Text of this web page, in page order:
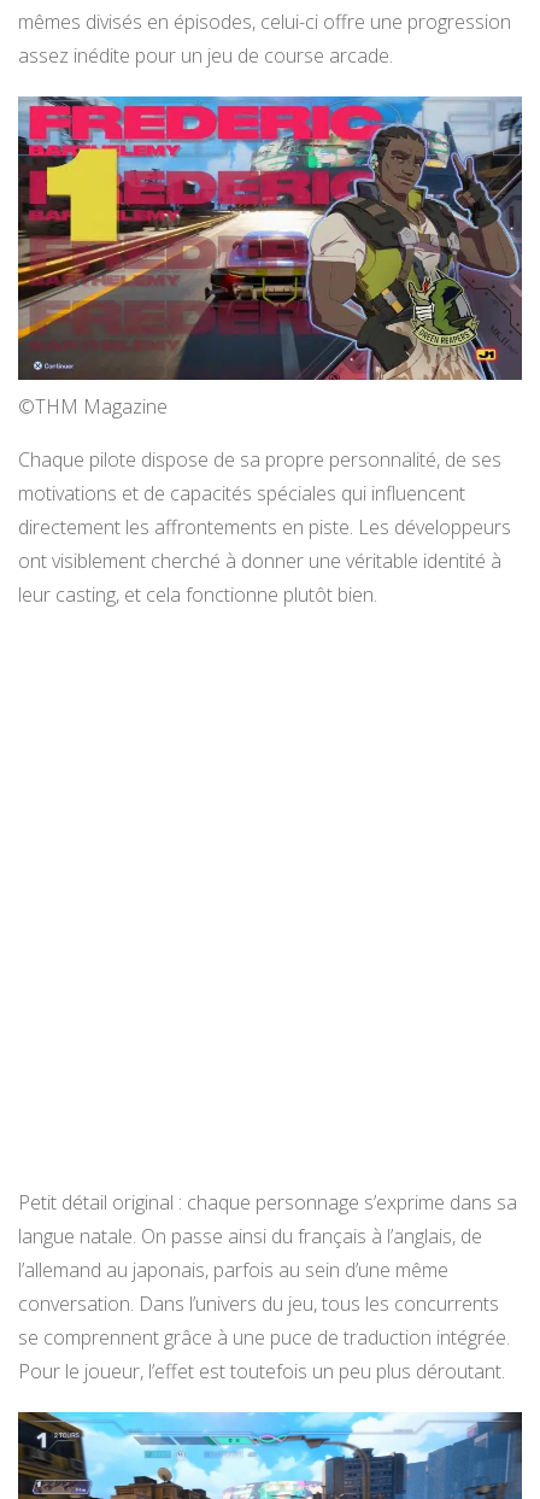
mêmes divisés en épisodes, celui-ci offre une progression
assez inédite pour un jeu de course arcade.
©THM Magazine
Chaque pilote dispose de sa propre personnalité, de ses
motivations et de capacités spéciales qui influencent
directement les affrontements en piste. Les développeurs
ont visiblement cherché à donner une véritable identité à
leur casting, et cela fonctionne plutôt bien.
Petit détail original : chaque personnage s’exprime dans sa
langue natale. On passe ainsi du français à l’anglais, de
l’allemand au japonais, parfois au sein d’une même
conversation. Dans l’univers du jeu, tous les concurrents
se comprennent grâce à une puce de traduction intégrée.
Pour le joueur, l’effet est toutefois un peu plus déroutant.